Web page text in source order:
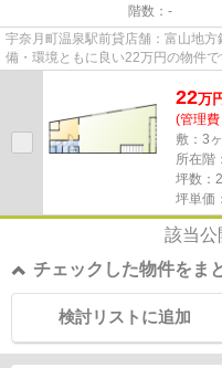
階数：-
宇奈月町温泉駅前貸店舗：富山地
備・環境ともに良い22万円の物件
22万
(管理
敷：3
所在階
坪数：
坪単価：
該当公
チェックした物件をま
検討リストに追加